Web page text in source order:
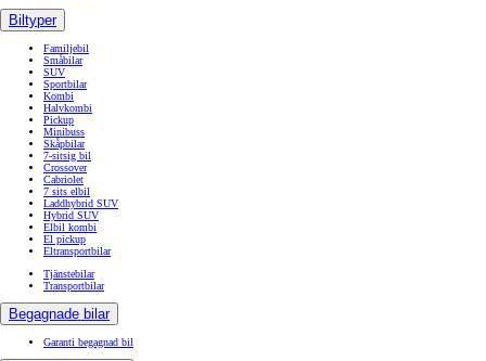
Biltyper
Familjebil
Småbilar
SUV
Sportbilar
Kombi
Halvkombi
Pickup
Minibuss
Skåpbilar
7-sitsig bil
Crossover
Cabriolet
7 sits elbil
Laddhybrid SUV
Hybrid SUV
Elbil kombi
El pickup
Eltransportbilar
Tjänstebilar
Transportbilar
Begagnade bilar
Garanti begagnad bil